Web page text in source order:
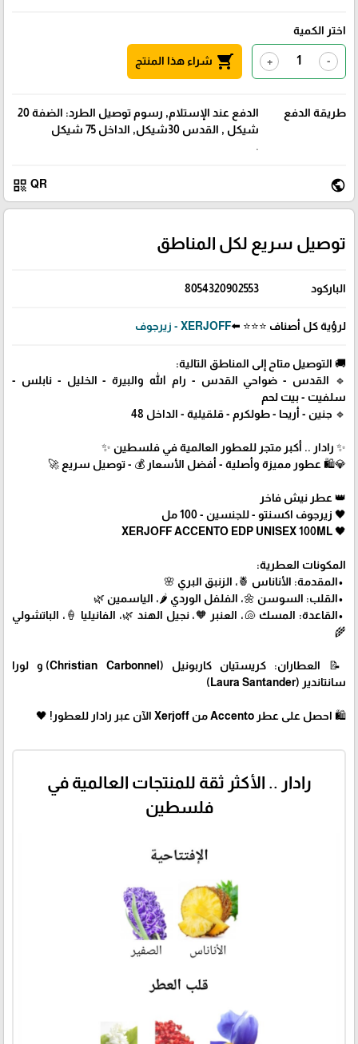
اختر الكمية
-
+
shopping_cart شراء هذا المنتج
طريقة الدفع
الدفع عند الإستلام, رسوم توصيل الطرد: الضفة 20
شيكل , القدس 30شيكل, الداخل 75 شيكل
.
public
QR
qr_code
توصيل سريع لكل المناطق
الباركود 8054320902553
لرؤية كل أصناف ⭐⭐⭐ ⬅️XERJOFF - زيرجوف
🚚 التوصيل متاح إلى المناطق التالية:
🔹 القدس - ضواحي القدس - رام الله والبيرة - الخليل - نابلس -
سلفيت - بيت لحم
🔹 جنين - أريحا - طولكرم - قلقيلية - الداخل 48
✨ رادار .. أكبر متجر للعطور العالمية في فلسطين ✨
💎🛍️ عطور مميزة وأصلية - أفضل الأسعار 💰 - توصيل سريع 🚀
👑 عطر نيش فاخر
🖤 زيرجوف اكسنتو - للجنسين - 100 مل
🖤 XERJOFF ACCENTO EDP UNISEX 100ML
المكونات العطرية:
•المقدمة: الأناناس 🍍، الزنبق البري 🌸
•القلب: السوسن 🌼، الفلفل الوردي 🌶️، الياسمين 🌿
•القاعدة: المسك 🐚، العنبر 🧡، نجيل الهند 🌿، الفانيليا 🍦، الباتشولي
🌾
📝 العطاران: كريستيان كاربونيل (Christian Carbonnel) و لورا
سانتاندير (Laura Santander)
🛍 احصل على عطر Accento من Xerjoff الآن عبر رادار للعطور! 🖤
رادار .. الأكثر ثقة للمنتجات العالمية في
فلسطين